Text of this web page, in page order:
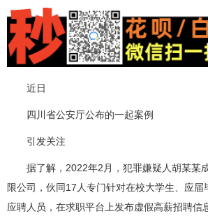
近日
四川省公安厅公布的一起案例
引发关注
据了解，2022年2月，犯罪嫌疑人胡某某
限公司，伙同17人专门针对在校大学生、应届
应聘人员，在求职平台上发布虚假高薪招聘信